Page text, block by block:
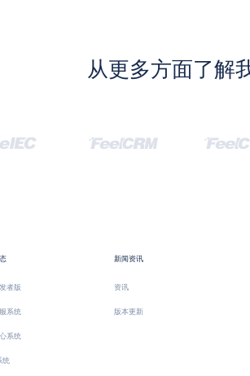
从更多方面了解
者版
系统
系统
统
新闻资讯
资讯
版本更新